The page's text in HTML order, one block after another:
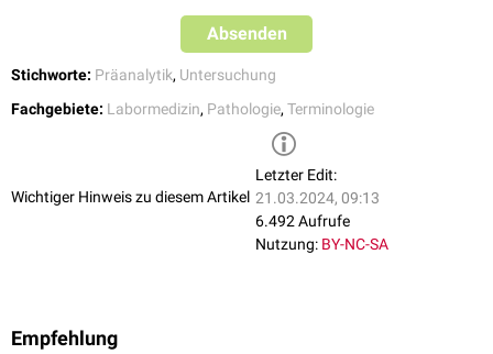
, bei dem Proben mehrerer Individuen
zusammengefügt und gemeinsam untersucht werden.
Absenden
Stichworte: Präanalytik, Untersuchung
Fachgebiete: Labormedizin, Pathologie, Terminologie
Wichtiger Hinweis zu diesem Artikel
Letzter Edit:
21.03.2024, 09:13
6.492 Aufrufe
Nutzung: BY-NC-SA
Empfehlung